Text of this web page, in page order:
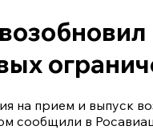
на прием и выпуск
сообщили в